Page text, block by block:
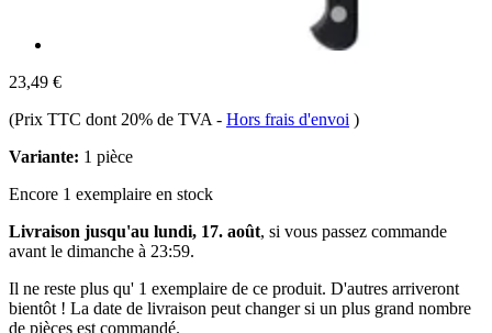
23,49 €
(Prix TTC dont 20% de TVA - Hors frais d'envoi )
Variante: 1 pièce
Encore 1 exemplaire en stock
Livraison jusqu'au lundi, 17. août, si vous passez commande
avant le dimanche à 23:59.
Il ne reste plus qu' 1 exemplaire de ce produit. D'autres arriveront
bientôt ! La date de livraison peut changer si un plus grand nombre
de pièces est commandé.